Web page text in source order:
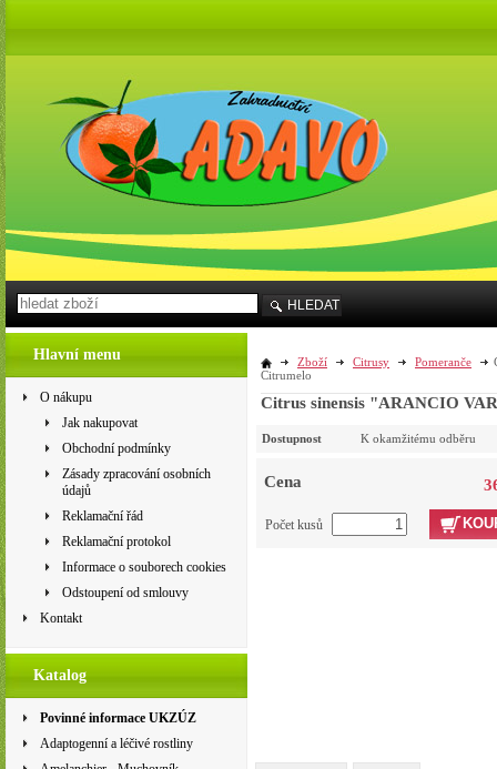
Hlavní menu
O nákupu
Jak nakupovat
Obchodní podmínky
Zásady zpracování osobních
údajů
Reklamační řád
Reklamační protokol
Informace o souborech cookies
Odstoupení od smlouvy
Kontakt
Katalog
Povinné informace UKZÚZ
Adaptogenní a léčivé rostliny
Zboží Citrusy Pomeranče
Citrumelo
Citrus sinensis "ARANCIO
Dostupnost K okamžitému odběru
Cena
Počet kusů
HLEDAT